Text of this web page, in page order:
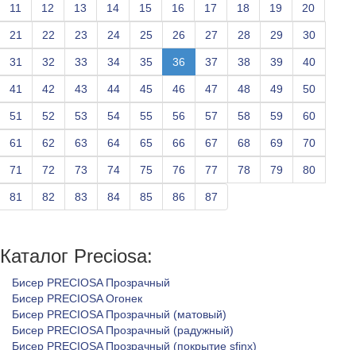
11 12 13 14 15 16 17 18 19 20
21 22 23 24 25 26 27 28 29 30
31 32 33 34 35 36 37 38 39 40
41 42 43 44 45 46 47 48 49 50
51 52 53 54 55 56 57 58 59 60
61 62 63 64 65 66 67 68 69 70
71 72 73 74 75 76 77 78 79 80
81 82 83 84 85 86 87
Каталог Preciosa:
Бисер PRECIOSA Прозрачный
Бисер PRECIOSA Огонек
Бисер PRECIOSA Прозрачный (матовый)
Бисер PRECIOSA Прозрачный (радужный)
Бисер PRECIOSA Прозрачный (покрытие sfinx)